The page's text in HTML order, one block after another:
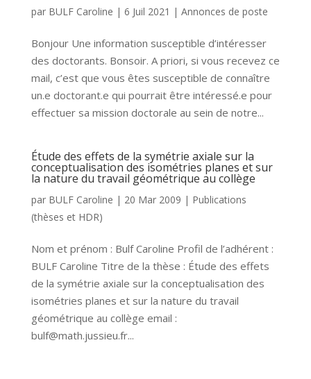
par BULF Caroline | 6 Juil 2021 | Annonces de poste
Bonjour Une information susceptible d’intéresser
des doctorants. Bonsoir. A priori, si vous recevez ce
mail, c’est que vous êtes susceptible de connaître
un.e doctorant.e qui pourrait être intéressé.e pour
effectuer sa mission doctorale au sein de notre...
Étude des effets de la symétrie axiale sur la
conceptualisation des isométries planes et sur
la nature du travail géométrique au collège
par BULF Caroline | 20 Mar 2009 | Publications
(thèses et HDR)
Nom et prénom : Bulf Caroline Profil de l’adhérent :
BULF Caroline Titre de la thèse : Étude des effets
de la symétrie axiale sur la conceptualisation des
isométries planes et sur la nature du travail
géométrique au collège email :
bulf@math.jussieu.fr...